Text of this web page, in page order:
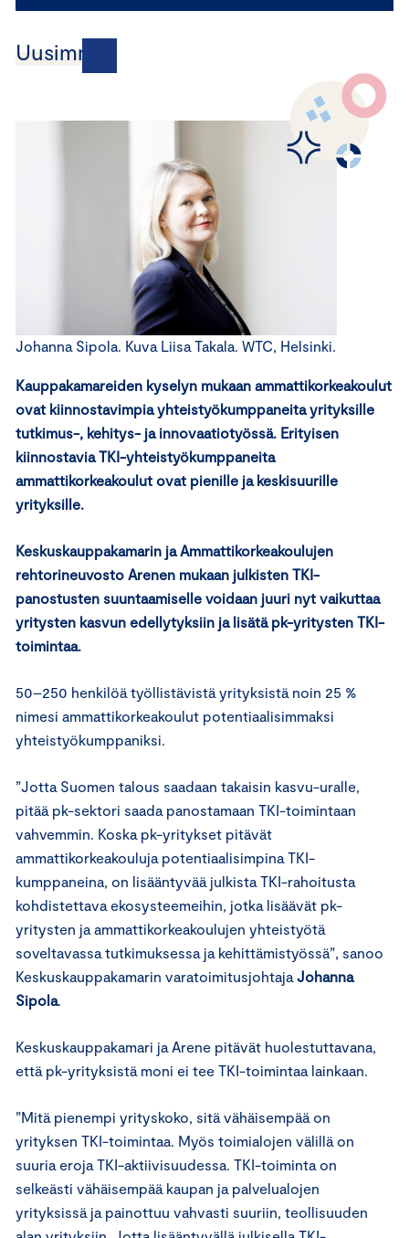
Uusimmat
Johanna Sipola. Kuva Liisa Takala. WTC, Helsinki.
Kauppakamareiden kyselyn mukaan ammattikorkeakoulut
ovat kiinnostavimpia yhteistyökumppaneita yrityksille
tutkimus-, kehitys- ja innovaatiotyössä. Erityisen
kiinnostavia TKI-yhteistyökumppaneita
ammattikorkeakoulut ovat pienille ja keskisuurille
yrityksille.
Keskuskauppakamarin ja Ammattikorkeakoulujen
rehtorineuvosto Arenen mukaan julkisten TKI-
panostusten suuntaamiselle voidaan juuri nyt vaikuttaa
yritysten kasvun edellytyksiin ja lisätä pk-yritysten TKI-
toimintaa.
50–250 henkilöä työllistävistä yrityksistä noin 25 %
nimesi ammattikorkeakoulut potentiaalisimmaksi
yhteistyökumppaniksi.
”Jotta Suomen talous saadaan takaisin kasvu-uralle,
pitää pk-sektori saada panostamaan TKI-toimintaan
vahvemmin. Koska pk-yritykset pitävät
ammattikorkeakouluja potentiaalisimpina TKI-
kumppaneina, on lisääntyvää julkista TKI-rahoitusta
kohdistettava ekosysteemeihin, jotka lisäävät pk-
yritysten ja ammattikorkeakoulujen yhteistyötä
soveltavassa tutkimuksessa ja kehittämistyössä”, sanoo
Keskuskauppakamarin varatoimitusjohtaja Johanna
Sipola.
Keskuskauppakamari ja Arene pitävät huolestuttavana,
että pk-yrityksistä moni ei tee TKI-toimintaa lainkaan.
”Mitä pienempi yrityskoko, sitä vähäisempää on
yrityksen TKI-toimintaa. Myös toimialojen välillä on
suuria eroja TKI-aktiivisuudessa. TKI-toiminta on
selkeästi vähäisempää kaupan ja palvelualojen
yrityksissä ja painottuu vahvasti suuriin, teollisuuden